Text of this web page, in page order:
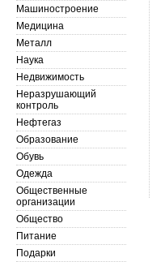
Машиностроение
Медицина
Металл
Наука
Недвижимость
Неразрушающий
контроль
Нефтегаз
Образование
Обувь
Одежда
Общественные
организации
Общество
Питание
Подарки